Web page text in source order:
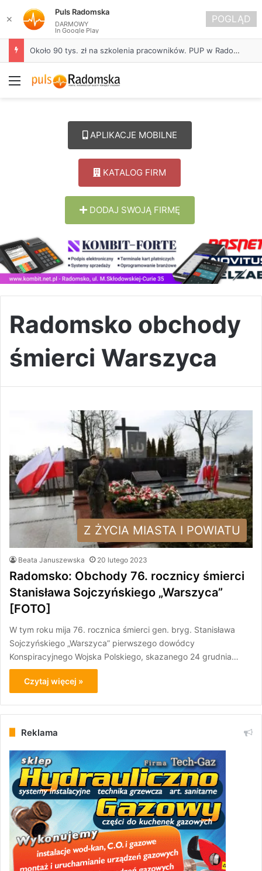
Około 90 tys. zł na szkolenia pracowników. PUP w Radomsku ogłasza nabór wniosków
Menu
APLIKACJE MOBILNE
KATALOG FIRM
DODAJ SWOJĄ FIRMĘ
Radomsko obchody
śmierci Warszyca
Z ŻYCIA MIASTA I POWIATU
Beata Januszewska 20 lutego 2023
Radomsko: Obchody 76. rocznicy śmierci
Stanisława Sojczyńskiego „Warszyca”
[FOTO]
W tym roku mija 76. rocznica śmierci gen. bryg. Stanisława
Sojczyńskiego „Warszyca” pierwszego dowódcy
Konspiracyjnego Wojska Polskiego, skazanego 24 grudnia…
Czytaj więcej »
Reklama
✕
Puls Radomska
DARMOWY
In Google Play
POGLĄD